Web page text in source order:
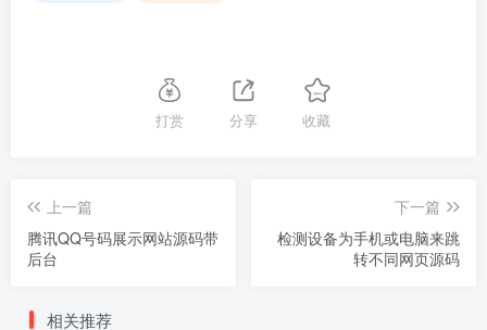
打赏 分享 收藏
上一篇
腾讯QQ号码展示网站源码带
后台
下一篇
检测设备为手机或电脑来跳
转不同网页源码
相关推荐